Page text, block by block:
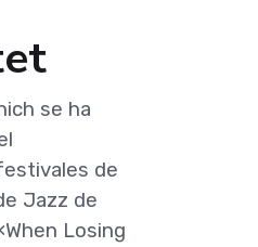
se ha
de
Jazz de
Losing